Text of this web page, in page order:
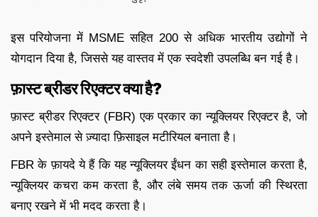
इस परियोजना में MSME सहित 200 से अधिक भारतीय उद्योगों ने
योगदान दिया है, जिससे यह वास्तव में एक स्वदेशी उपलब्धि बन गई है।
फ़ास्ट ब्रीडर रिएक्टर क्या है?
फ़ास्ट ब्रीडर रिएक्टर (FBR) एक प्रकार का न्यूक्लियर रिएक्टर है, जो
अपने इस्तेमाल से ज़्यादा फ़िसाइल मटीरियल बनाता है।
FBR के फ़ायदे ये हैं कि यह न्यूक्लियर ईंधन का सही इस्तेमाल करता है,
न्यूक्लियर कचरा कम करता है, और लंबे समय तक ऊर्जा की स्थिरता
बनाए रखने में भी मदद करता है।